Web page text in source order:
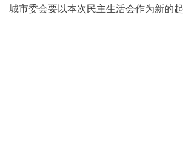
城市委会要以本次民主生活会作为新的起